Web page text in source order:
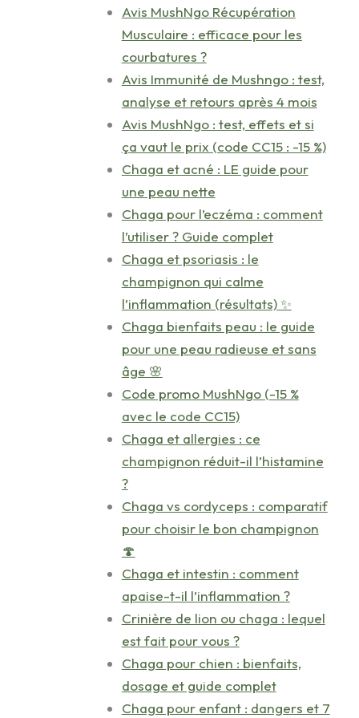
Avis MushNgo Récupération
Musculaire : efficace pour les
courbatures ?
Avis Immunité de Mushngo : test,
analyse et retours après 4 mois
Avis MushNgo : test, effets et si
ça vaut le prix (code CC15 : -15 %)
Chaga et acné : LE guide pour
une peau nette
Chaga pour l’eczéma : comment
l’utiliser ? Guide complet
Chaga et psoriasis : le
champignon qui calme
l’inflammation (résultats) ✨
Chaga bienfaits peau : le guide
pour une peau radieuse et sans
âge 🌸
Code promo MushNgo (-15 %
avec le code CC15)
Chaga et allergies : ce
champignon réduit-il l’histamine
?
Chaga vs cordyceps : comparatif
pour choisir le bon champignon
🍄
Chaga et intestin : comment
apaise-t-il l’inflammation ?
Crinière de lion ou chaga : lequel
est fait pour vous ?
Chaga pour chien : bienfaits,
dosage et guide complet
Chaga pour enfant : dangers et 7